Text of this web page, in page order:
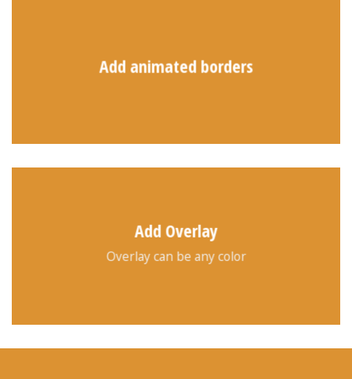
Add animated borders
Add Overlay
Overlay can be any color